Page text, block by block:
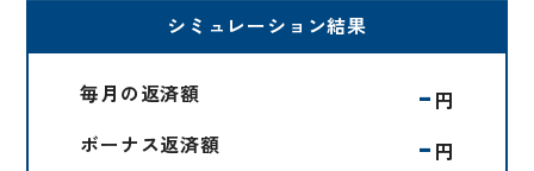
シミュレーション結果
毎月の返済額 - 円
ボーナス返済額
- 円